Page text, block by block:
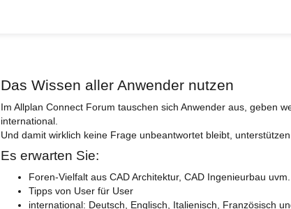
Das Wissen aller Anwender nutzen
Im Allplan Connect Forum tauschen sich Anwender aus, geben
international.
Und damit wirklich keine Frage unbeantwortet bleibt,
Es erwarten Sie:
Foren-Vielfalt aus CAD Architektur, CAD Ingenieurbau uvm.
Tipps von User für User
international: Deutsch, Englisch, Italienisch, Französisch